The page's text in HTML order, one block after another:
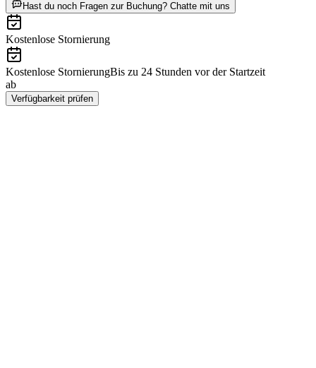
Hast du noch Fragen zur Buchung? Chatte mit uns
Kostenlose Stornierung
Kostenlose StornierungBis zu 24 Stunden vor der Startzeit
ab
Verfügbarkeit prüfen